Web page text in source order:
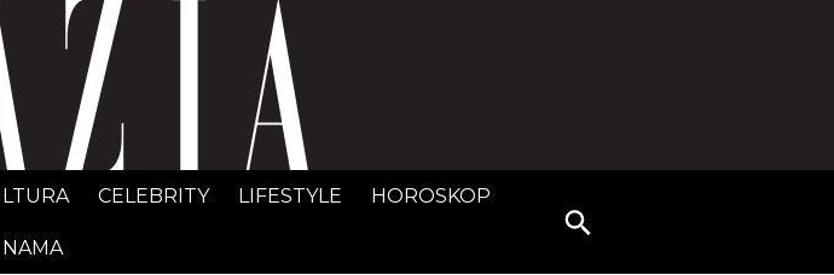
GRAZIA Srbija
CELEBRITY LIFESTYLE HOROSKOP
Search
for: